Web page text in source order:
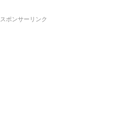
スポンサーリンク